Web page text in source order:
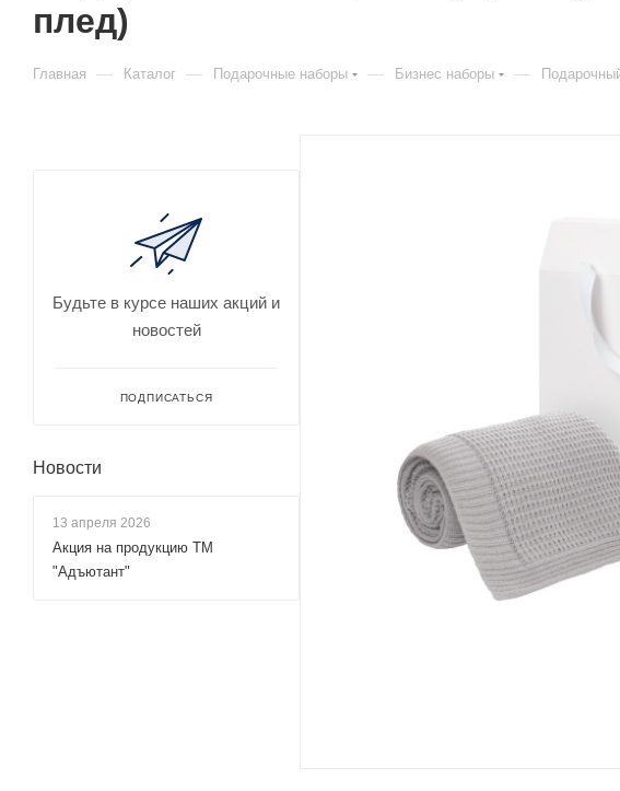
плед)
Главная — Каталог — Подарочные наборы — Бизнес наборы —
Будьте в курсе наших акций и
новостей
ПОДПИСАТЬСЯ
Новости
13 апреля 2026
Акция на продукцию ТМ
"Адъютант"